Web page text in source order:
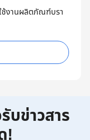
ช้งานผลิตภัณฑ์บรา
บข่าวสาร
!